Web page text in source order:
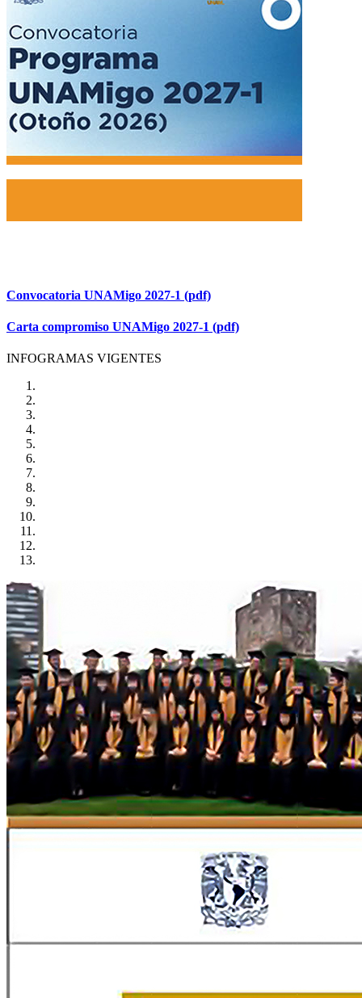
Convocatoria UNAMigo 2027-1 (pdf)
Carta compromiso UNAMigo 2027-1 (pdf)
INFOGRAMAS VIGENTES